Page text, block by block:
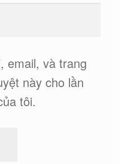
email, và trang
này cho lần
tôi.